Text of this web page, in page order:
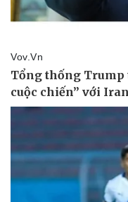
Dinh dưỡng - món ngon